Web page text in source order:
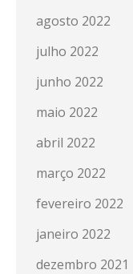
agosto 2022
julho 2022
junho 2022
maio 2022
abril 2022
março 2022
fevereiro 2022
janeiro 2022
dezembro 2021